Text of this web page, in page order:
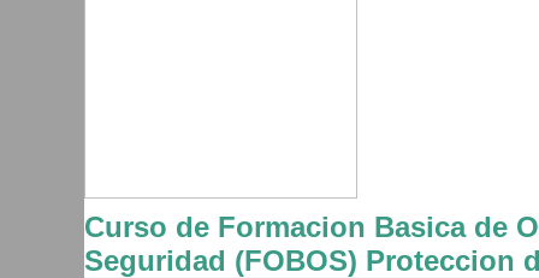
Curso de Formacion Basica de
Seguridad (FOBOS) Proteccion